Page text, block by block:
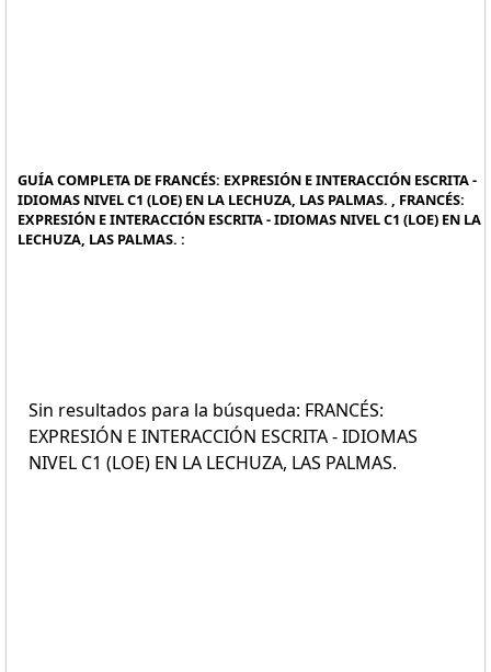
GUÍA COMPLETA DE FRANCÉS: EXPRESIÓN E INTERACCIÓN ESCRITA -
IDIOMAS NIVEL C1 (LOE) EN LA LECHUZA, LAS PALMAS. , FRANCÉS:
EXPRESIÓN E INTERACCIÓN ESCRITA - IDIOMAS NIVEL C1 (LOE) EN LA
LECHUZA, LAS PALMAS. :
Sin resultados para la búsqueda: FRANCÉS:
EXPRESIÓN E INTERACCIÓN ESCRITA - IDIOMAS
NIVEL C1 (LOE) EN LA LECHUZA, LAS PALMAS.